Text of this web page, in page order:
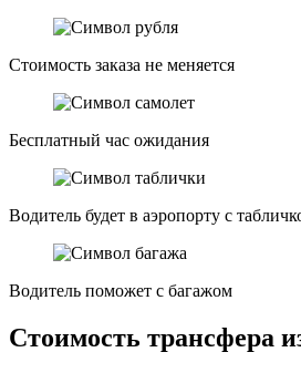
Стоимость заказа не меняется
Бесплатный час ожидания
Водитель будет в аэропорту с
Водитель поможет с багажом
Стоимость трансфера